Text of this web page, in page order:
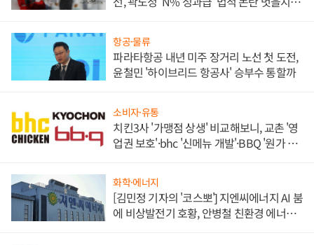
항공·물류
파라타항공 내년 미주 장거리 노선 첫 도전,
윤철민 '하이브리드 항공사' 승부수 통할까
소비자·유통
치킨3사 '가맹점 상생' 비교해보니, 교촌 '영
업권 보호'·bhc '신메뉴 개발'·BBQ '원가 부
화학·에너지
[김민정 기자의 '코스뽀'] 지엔씨에너지 AI 붐
에 비상발전기 호황, 안병철 친환경 에너지